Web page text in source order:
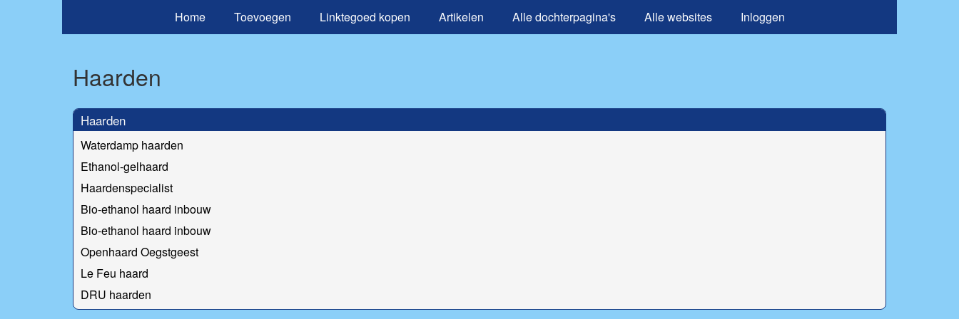
Home Toevoegen Linktegoed kopen Artikelen Alle dochterpagina's Alle websites Inloggen
Haarden
Haarden
Waterdamp haarden
Ethanol-gelhaard
Haardenspecialist
Bio-ethanol haard inbouw
Bio-ethanol haard inbouw
Openhaard Oegstgeest
Le Feu haard
DRU haarden